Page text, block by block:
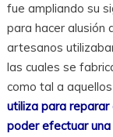
fue ampliando su
para hacer alusión
artesanos
las cuales se
como tal a aquellos
utiliza para
poder efectuar